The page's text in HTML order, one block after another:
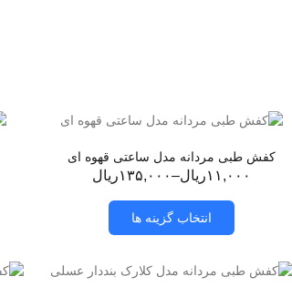
کفش طبی مردانه مدل ساعتی قهوه ای
۱۱,۰۰۰ریال–۱۳۵,۰۰۰ریال
انتخاب گزینه ها